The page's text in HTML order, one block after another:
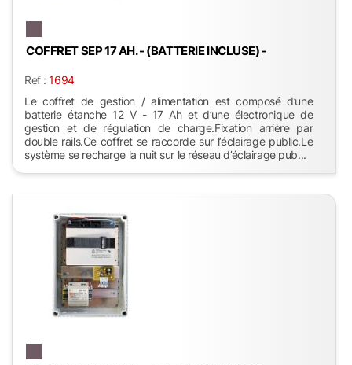
COFFRET SEP 17 AH. - (BATTERIE INCLUSE) -
Ref :1694
Le coffret de gestion / alimentation est composé d’une
batterie étanche 12 V - 17 Ah et d’une électronique de
gestion et de régulation de charge.Fixation arrière par
double rails.Ce coffret se raccorde sur l’éclairage public.Le
système se recharge la nuit sur le réseau d’éclairage pub...